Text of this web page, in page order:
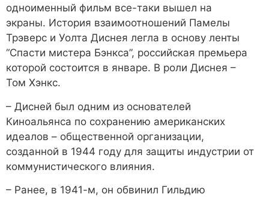
одноименный фильм все-таки вышел на
экраны. История взаимоотношений Памелы
Трэверс и Уолта Диснея легла в основу ленты
“Спасти мистера Бэнкса”, российская премьера
которой состоится в январе. В роли Диснея –
Том Хэнкс.
– Дисней был одним из основателей
Киноальянса по сохранению американских
идеалов – общественной организации,
созданной в 1944 году для защиты индустрии от
коммунистического влияния.
– Ранее, в 1941-м, он обвинил Гильдию